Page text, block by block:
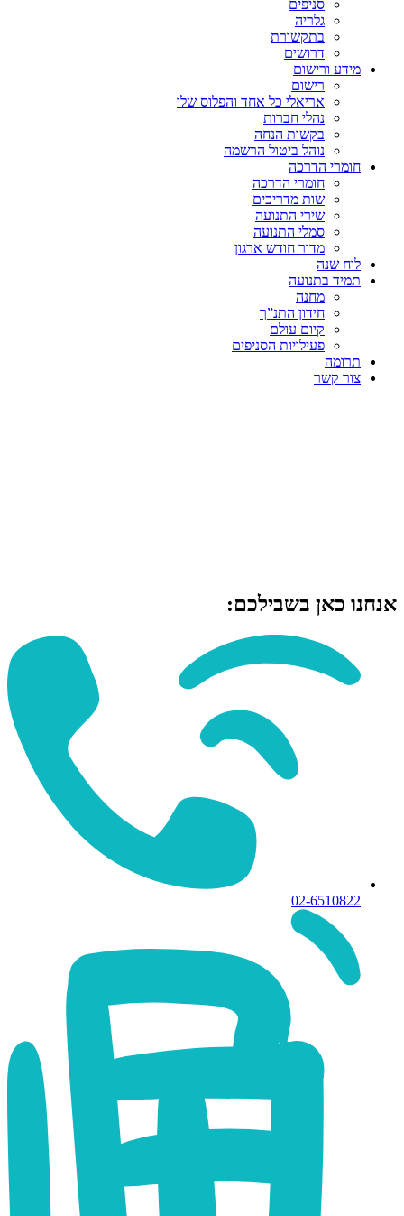
סניפים
גלריה
בתקשורת
דרושים
מידע ורישום
רישום
אריאלי כל אחד והפלוס שלו
נהלי חברות
בקשות הנחה
נוהל ביטול הרשמה
חומרי הדרכה
חומרי הדרכה
שות מדריכים
שירי התנועה
סמלי התנועה
מדור חודש ארגון
לוח שנה
תמיד בתנועה
מחנה
חידון התנ”ך
קיום עולם
פעילויות הסניפים
תרומה
צור קשר
אנחנו כאן בשבילכם:
02-6510822